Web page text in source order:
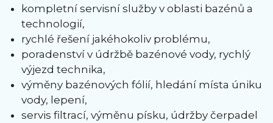
kompletní servisní služby v oblasti bazénů a
technologií,
rychlé řešení jakéhokoliv problému,
poradenství v údržbě bazénové vody, rychlý
výjezd technika,
výměny bazénových fólií, hledání místa úniku
vody, lepení,
servis filtrací, výměnu písku, údržby čerpadel